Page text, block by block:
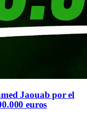
Jaouab por el
euros